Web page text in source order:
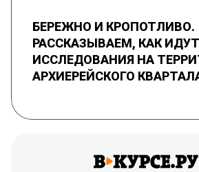
БЕРЕЖНО И КРОПОТЛИВО.
РАССКАЗЫВАЕМ, КАК ИДУТ
ИССЛЕДОВАНИЯ НА
АРХИЕРЕЙСКОГО